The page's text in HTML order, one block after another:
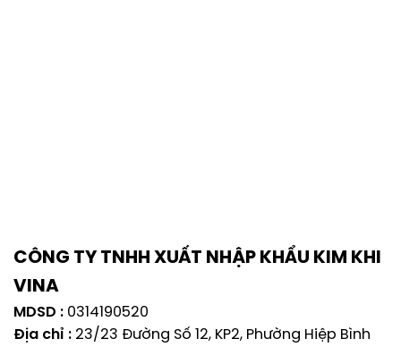
CÔNG TY TNHH XUẤT NHẬP KHẨU KIM KHI
VINA
MDSD : 0314190520
Địa chỉ : 23/23 Đường Số 12, KP2, Phường Hiệp Bình